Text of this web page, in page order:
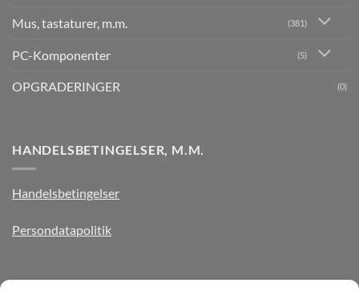
Mus, tastaturer, m.m. (381)
PC-Komponenter (5)
OPGRADERINGER (0)
HANDELSBETINGELSER, M.M.
Handelsbetingelser
Persondatapolitik